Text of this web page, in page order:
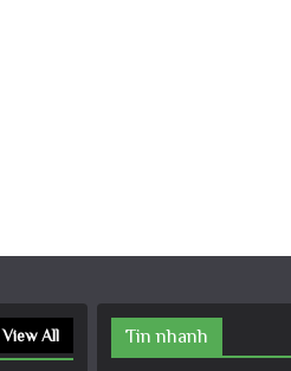
View All Tin nhanh